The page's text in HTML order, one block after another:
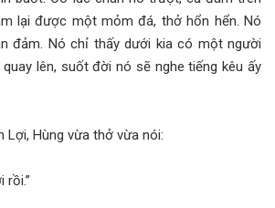
lại được một mỏm đá, thở hổn hển. Nó
đảm. Nó chỉ thấy dưới kia có một người
lên, suốt đời nó sẽ nghe tiếng kêu ấy
Lợi, Hùng vừa thở vừa nói:
rồi.”